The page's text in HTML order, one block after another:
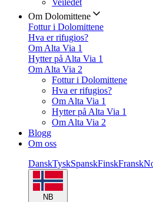
Veiledet
Om Dolomittene
Fottur i Dolomittene
Hva er rifugios?
Om Alta Via 1
Hytter på Alta Via 1
Om Alta Via 2
Fottur i Dolomittene
Hva er rifugios?
Om Alta Via 1
Hytter på Alta Via 1
Om Alta Via 2
Blogg
Om oss
DanskTyskSpanskFinskFransk
NB